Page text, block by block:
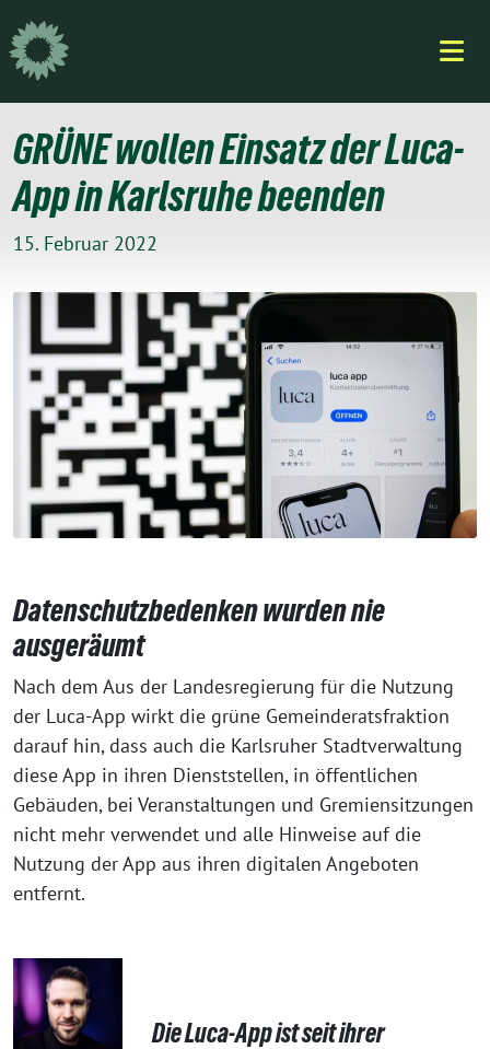
zum
Inhalt
GRÜNE wollen Einsatz der Luca-
App in Karlsruhe beenden
15. Februar 2022
Datenschutzbedenken wurden nie
ausgeräumt
Nach dem Aus der Landesregierung für die Nutzung
der Luca-App wirkt die grüne Gemeinderatsfraktion
darauf hin, dass auch die Karlsruher Stadtverwaltung
diese App in ihren Dienststellen, in öffentlichen
Gebäuden, bei Veranstaltungen und Gremiensitzungen
nicht mehr verwendet und alle Hinweise auf die
Nutzung der App aus ihren digitalen Angeboten
entfernt.
Die Luca-App ist seit ihrer